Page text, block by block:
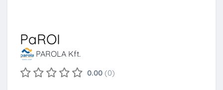
PaROI
PAROLA Kft.
0.00 (0)